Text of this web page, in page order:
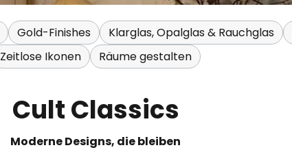
Gold-Finishes Klarglas, Opalglas & Rauchglas
Zeitlose Ikonen
Räume gestalten
Cult Classics
Moderne Designs, die bleiben